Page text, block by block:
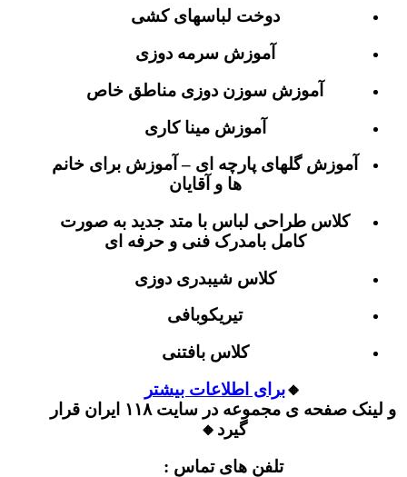
دوخت لباسهای کشی
آموزش سرمه دوزی
آموزش سوزن دوزی مناطق خاص
آموزش مینا کاری
آموزش گلهای پارچه ای – آموزش برای خانم
ها و آقایان
کلاس طراحی لباس با متد جدید به صورت
کامل بامدرک فنی و حرفه ای
کلاس شیبدری دوزی
تیریکوبافی
کلاس بافتنی
🔸برای اطلاعات بیشتر
و لینک صفحه ی مجموعه در سایت ۱۱۸ ایران قرار
گیرد🔸
تلفن های تماس :